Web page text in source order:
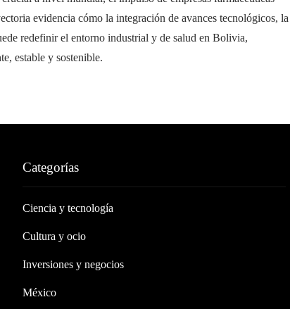
evidencia cómo la integración de avances tecnológicos, la
redefinir el entorno industrial y de salud en Bolivia,
estable y sostenible.
Categorías
Ciencia y tecnología
Cultura y ocio
Inversiones y negocios
México